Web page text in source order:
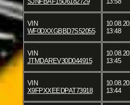
VIN
WF0DXXGBBD7S52055
13:48
VIN
JTMDAREV30D044915
13:45
VIN
X9FPXXEEDPAT73918
13:44